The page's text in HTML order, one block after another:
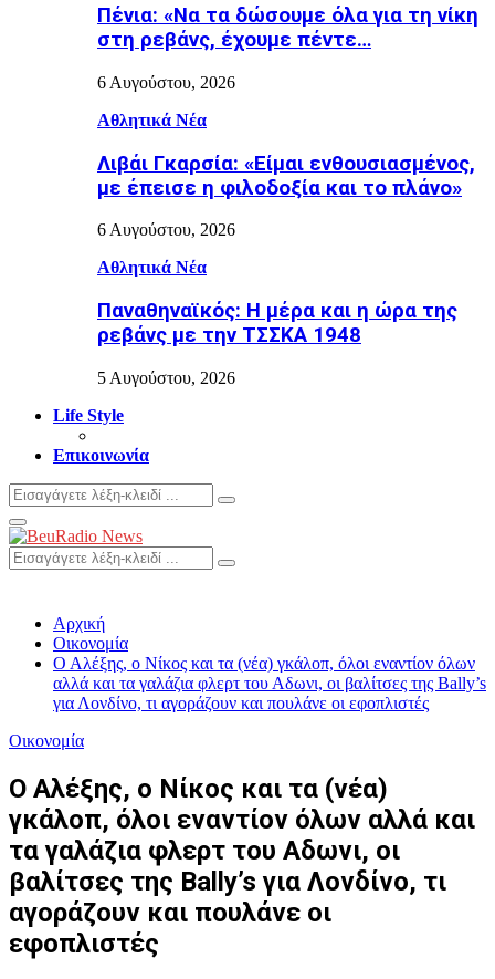
Πένια: «Να τα δώσουμε όλα για τη νίκη
στη ρεβάνς, έχουμε πέντε…
6 Αυγούστου, 2026
Αθλητικά Νέα
Λιβάι Γκαρσία: «Είμαι ενθουσιασμένος,
με έπεισε η φιλοδοξία και το πλάνο»
6 Αυγούστου, 2026
Αθλητικά Νέα
Παναθηναϊκός: Η μέρα και η ώρα της
ρεβάνς με την ΤΣΣΚΑ 1948
5 Αυγούστου, 2026
Life Style
Επικοινωνία
Search
for:
Search
Primary
Menu
Search
for:
Search
Αρχική
Οικονομία
Ο Αλέξης, ο Νίκος και τα (νέα) γκάλοπ, όλοι εναντίον όλων
αλλά και τα γαλάζια φλερτ του Αδωνι, οι βαλίτσες της Bally’s
για Λονδίνο, τι αγοράζουν και πουλάνε οι εφοπλιστές
Οικονομία
Ο Αλέξης, ο Νίκος και τα (νέα)
γκάλοπ, όλοι εναντίον όλων αλλά και
τα γαλάζια φλερτ του Αδωνι, οι
βαλίτσες της Bally’s για Λονδίνο, τι
αγοράζουν και πουλάνε οι
εφοπλιστές